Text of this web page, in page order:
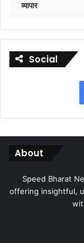
व्यापार
Social
About
Speed Bharat
offering insightful,